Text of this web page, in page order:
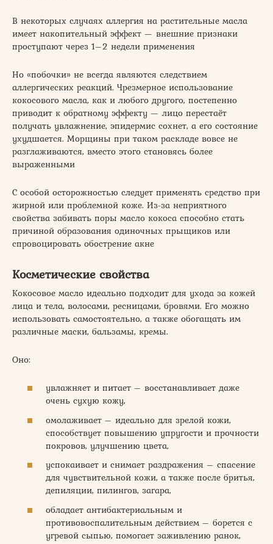
В некоторых случаях аллергия на растительные масла
имеет накопительный эффект — внешние признаки
проступают через 1–2 недели применения
Но «побочки» не всегда являются следствием
аллергических реакций. Чрезмерное использование
кокосового масла, как и любого другого, постепенно
приводит к обратному эффекту — лицо перестаёт
получать увлажнение, эпидермис сохнет, а его состояние
ухудшается. Морщины при таком раскладе вовсе не
разглаживаются, вместо этого становясь более
выраженными
С особой осторожностью следует применять средство при
жирной или проблемной коже. Из-за неприятного
свойства забивать поры масло кокоса способно стать
причиной образования одиночных прыщиков или
спровоцировать обострение акне
Косметические свойства
Кокосовое масло идеально подходит для ухода за кожей
лица и тела, волосами, ресницами, бровями. Его можно
использовать самостоятельно, а также обогащать им
различные маски, бальзамы, кремы.
Оно:
увлажняет и питает – восстанавливает даже
очень сухую кожу,
омолаживает – идеально для зрелой кожи,
способствует повышению упругости и прочности
покровов, улучшению цвета,
успокаивает и снимает раздражения – спасение
для чувствительной кожи, а также после бритья,
депиляции, пилингов, загара,
обладает антибактериальным и
противовоспалительным действием – борется с
угревой сыпью, помогает заживлению ранок,